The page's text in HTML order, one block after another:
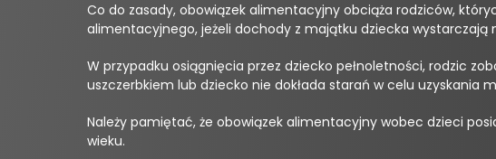
Co do zasady, obowiązek alimentacyjny obciąża rodziców,
alimentacyjnego, jeżeli dochody z majątku dziecka
W przypadku osiągnięcia przez dziecko pełnoletności, rodzic
uszczerbkiem lub dziecko nie dokłada starań w celu uzyskania
Należy pamiętać, że obowiązek alimentacyjny wobec dzieci
wieku.